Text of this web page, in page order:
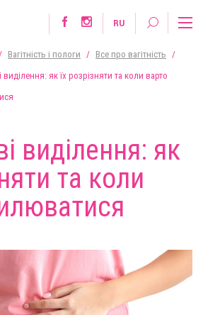
RU
/ Вагітність і пологи / Все про вагітність
/
як їх розрізняти та коли варто
виділення: як
та коли